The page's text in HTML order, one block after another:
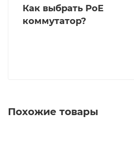
Как выбрать PoE
коммутатор?
Похожие товары